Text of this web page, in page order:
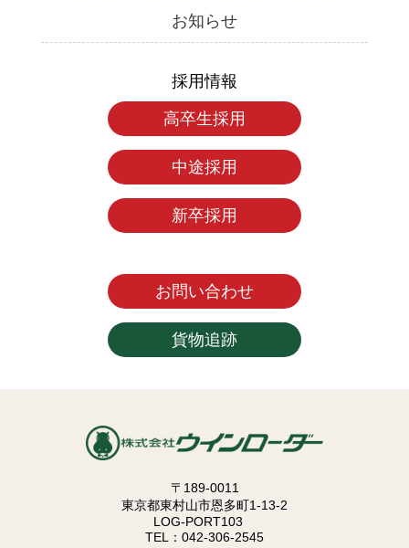
お知らせ
採用情報
高卒生採用
中途採用
新卒採用
お問い合わせ
貨物追跡
〒189-0011
東京都東村山市恩多町1-13-2
LOG-PORT103
TEL：042-306-2545